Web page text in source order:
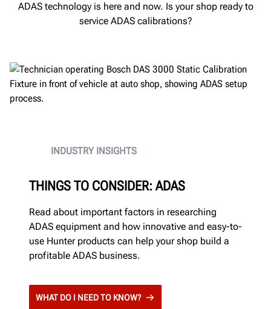
ADAS technology is here and now. Is your shop ready to
service ADAS calibrations?
INDUSTRY INSIGHTS
THINGS TO CONSIDER: ADAS
Read about important factors in researching
ADAS equipment and how innovative and easy-to-
use Hunter products can help your shop build a
profitable ADAS business.
WHAT DO I NEED TO KNOW?